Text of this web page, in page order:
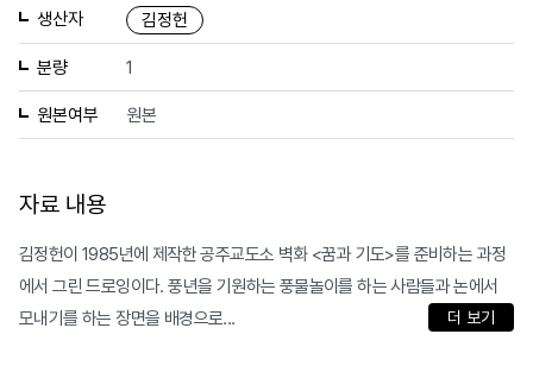
생산자 김정헌
분량 1
원본여부 원본
자료 내용
김정헌이 1985년에 제작한 공주교도소 벽화 <꿈과 기도>를 준비하는 과정
에서 그린 드로잉이다. 풍년을 기원하는 풍물놀이를 하는 사람들과 논에서
모내기를 하는 장면을 배경으로...
더 보기